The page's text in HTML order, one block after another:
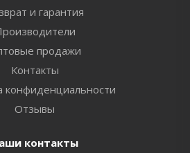
и гарантия
продажи
Контакты
конфиденциальности
Отзывы
контакты